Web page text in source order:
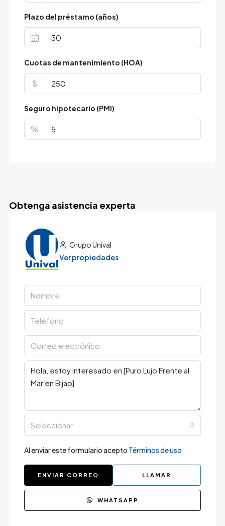
Plazo del préstamo (años)
Cuotas de mantenimiento (HOA)
$
Seguro hipotecario (PMI)
%
Obtenga asistencia experta
Grupo Unival
Ver propiedades
Seleccionar
Al enviar este formulario acepto Términos de uso
ENVIAR CORREO LLAMAR
WHATSAPP